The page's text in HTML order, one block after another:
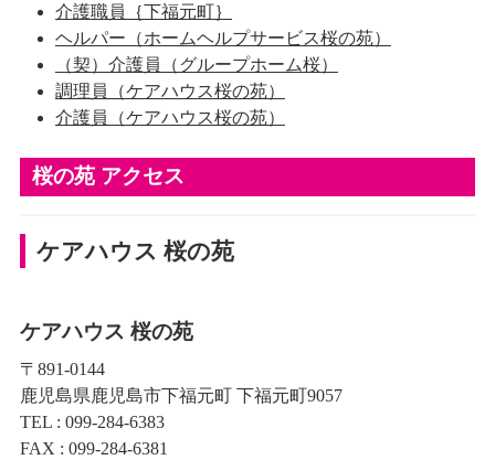
居宅介護支援事業所
グループホーム桜
デイサービス桜の苑
介護職員｛下福元町｝
ヘルパー（ホームヘルプサービス桜の苑）
（契）介護員（グループホーム桜）
調理員（ケアハウス桜の苑）
介護員（ケアハウス桜の苑）
桜の苑 アクセス
ケアハウス 桜の苑
ケアハウス 桜の苑
〒891-0144
鹿児島県鹿児島市下福元町 下福元町9057
TEL : 099-284-6383
FAX : 099-284-6381